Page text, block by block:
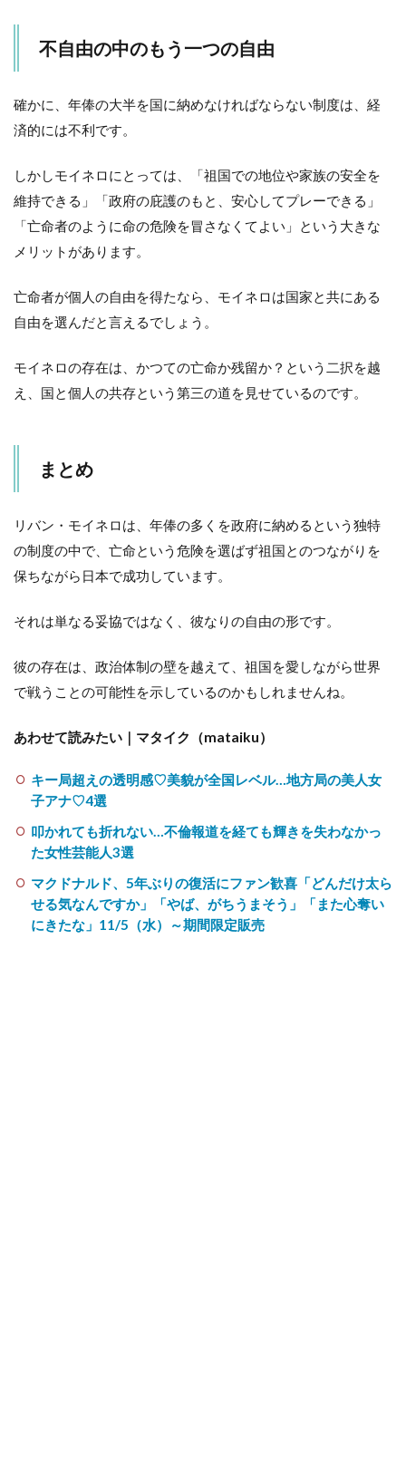
不自由の中のもう一つの自由
確かに、年俸の大半を国に納めなければならない制度は、経
済的には不利です。
しかしモイネロにとっては、「祖国での地位や家族の安全を
維持できる」「政府の庇護のもと、安心してプレーできる」
「亡命者のように命の危険を冒さなくてよい」という大きな
メリットがあります。
亡命者が個人の自由を得たなら、モイネロは国家と共にある
自由を選んだと言えるでしょう。
モイネロの存在は、かつての亡命か残留か？という二択を越
え、国と個人の共存という第三の道を見せているのです。
まとめ
リバン・モイネロは、年俸の多くを政府に納めるという独特
の制度の中で、亡命という危険を選ばず祖国とのつながりを
保ちながら日本で成功しています。
それは単なる妥協ではなく、彼なりの自由の形です。
彼の存在は、政治体制の壁を越えて、祖国を愛しながら世界
で戦うことの可能性を示しているのかもしれませんね。
あわせて読みたい｜マタイク（mataiku）
キー局超えの透明感♡美貌が全国レベル…地方局の美人女
子アナ♡4選
叩かれても折れない…不倫報道を経ても輝きを失わなかっ
た女性芸能人3選
マクドナルド、5年ぶりの復活にファン歓喜「どんだけ太ら
せる気なんですか」「やば、がちうまそう」「また心奪い
にきたな」11/5（水）～期間限定販売